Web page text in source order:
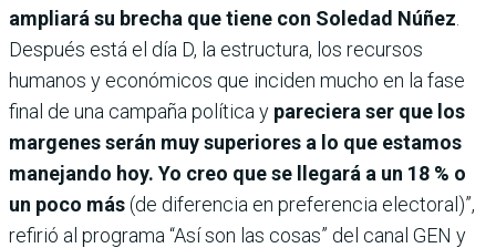
ampliará su brecha que tiene con Soledad Núñez
Después está el día D, la estructura, los recursos
humanos y económicos que inciden mucho en la fase
final de una campaña política y pareciera ser que los
margenes serán muy superiores a lo que estamos
manejando hoy. Yo creo que se llegará a un 18 % o
un poco más(de diferencia en preferencia electoral)”,
refirió al programa “Así son las cosas” del canal GEN y